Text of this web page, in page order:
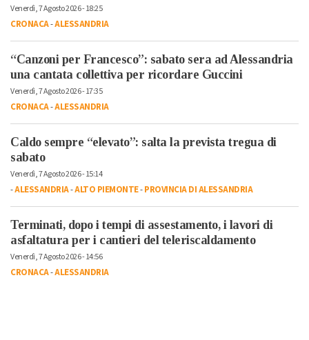
Venerdì, 7 Agosto 2026 - 18:25
CRONACA-ALESSANDRIA
“Canzoni per Francesco”: sabato sera ad Alessandria
una cantata collettiva per ricordare Guccini
Venerdì, 7 Agosto 2026 - 17:35
CRONACA-ALESSANDRIA
Caldo sempre “elevato”: salta la prevista tregua di
sabato
Venerdì, 7 Agosto 2026 - 15:14
-ALESSANDRIA-ALTO PIEMONTE-PROVINCIA DI ALESSANDRIA
Terminati, dopo i tempi di assestamento, i lavori di
asfaltatura per i cantieri del teleriscaldamento
Venerdì, 7 Agosto 2026 - 14:56
CRONACA-ALESSANDRIA